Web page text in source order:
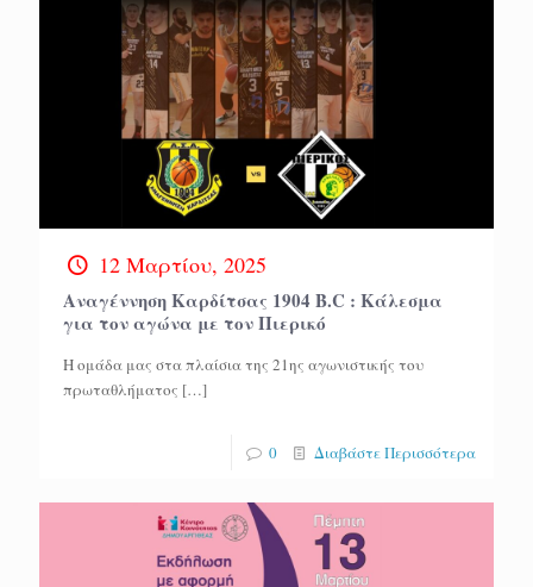
12 Μαρτίου, 2025
Αναγέννηση Καρδίτσας 1904 B.C : Κάλεσμα
για τον αγώνα με τον Πιερικό
Η ομάδα μας στα πλαίσια της 21ης αγωνιστικής του
πρωταθλήματος […]
0 Διαβάστε Περισσότερα